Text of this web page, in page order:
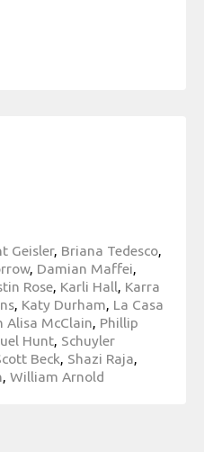
Geisler, Briana Tedesco,
, Damian Maffei,
Rose, Karli Hall, Karra
, Katy Durham, La Casa
Alisa McClain, Phillip
Hunt, Schuyler
Beck, Shazi Raja,
, William Arnold